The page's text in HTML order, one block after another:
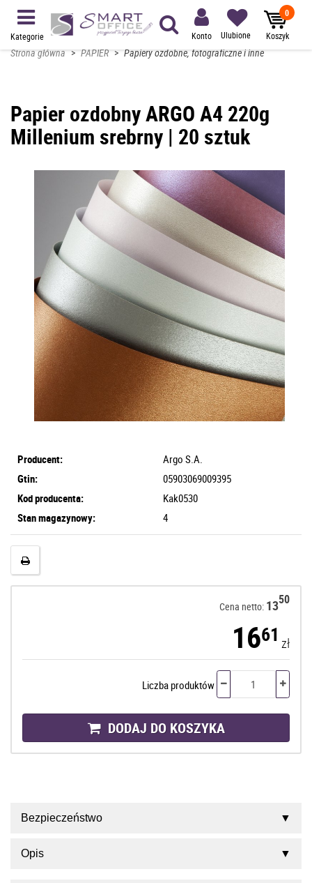
Kategorie Konto Ulubione
0
Koszyk
Strona główna > PAPIER > Papiery ozdobne, fotograficzne i inne
Papier ozdobny ARGO A4 220g
Millenium srebrny | 20 sztuk
Producent:
Argo S.A.
Gtin:
05903069009395
Kod producenta:
Kak0530
Stan magazynowy:
4
Cena netto: 1350
1661 zł
Liczba produktów
DODAJ DO KOSZYKA
Bezpieczeństwo
Opis